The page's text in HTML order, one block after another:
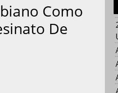
Como
De